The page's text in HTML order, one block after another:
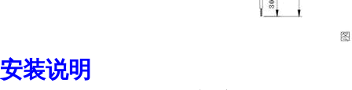
安装说明